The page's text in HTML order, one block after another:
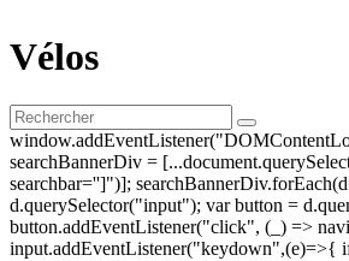
Vélos
searchBannerDiv =
searchbar='']")];
d.querySelector("input"); var button =
button.addEventListener("click", (_) =>
input.addEventListener("keydown",(e)=>{